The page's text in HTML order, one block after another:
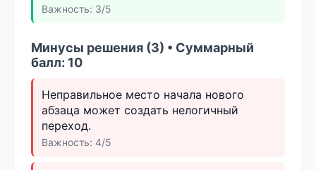
Важность: 3/5
Минусы решения (3) • Суммарный
балл: 10
Неправильное место начала нового
абзаца может создать нелогичный
переход.
Важность: 4/5